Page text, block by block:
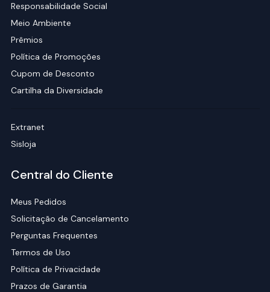
Responsabilidade Social
Meio Ambiente
Prêmios
Política de Promoções
Cupom de Desconto
Cartilha da Diversidade
Extranet
Sisloja
Central do Cliente
Meus Pedidos
Solicitação de Cancelamento
Perguntas Frequentes
Termos de Uso
Política de Privacidade
Prazos de Garantia